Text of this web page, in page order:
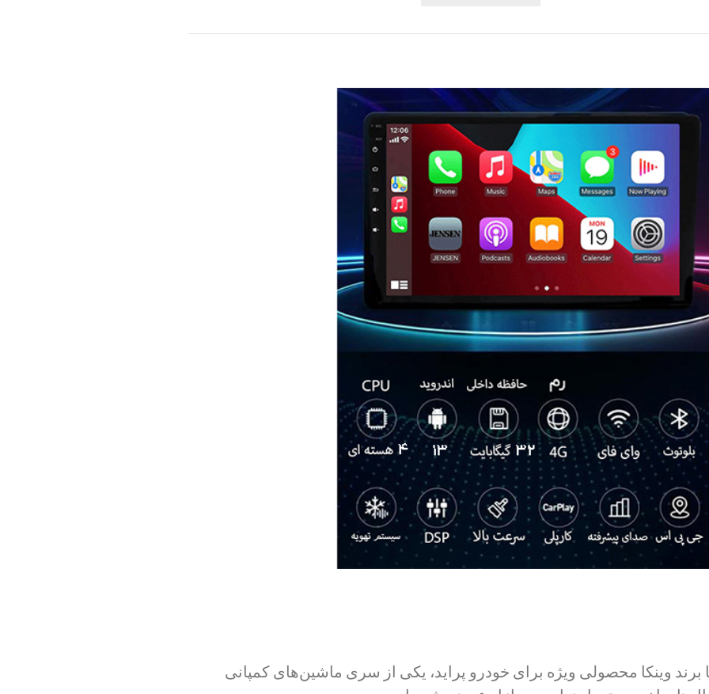
برند وینکا محصولی ویژه برای خودرو پراید، یکی از سری ماشین‌های کمپانی